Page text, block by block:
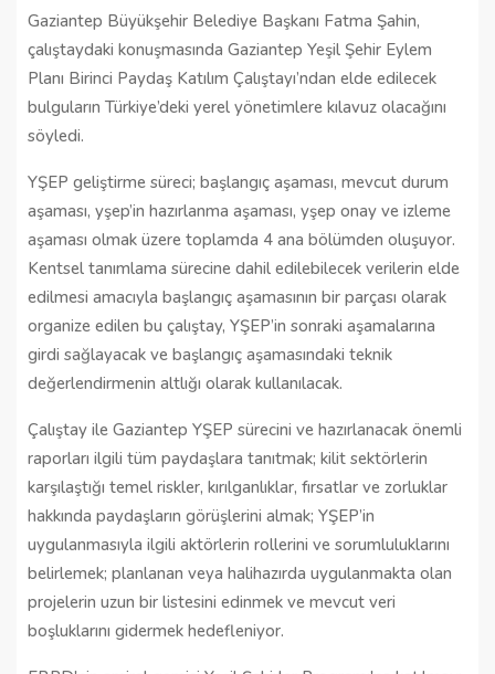
Gaziantep Büyükşehir Belediye Başkanı Fatma Şahin,
çalıştaydaki konuşmasında Gaziantep Yeşil Şehir Eylem
Planı Birinci Paydaş Katılım Çalıştayı’ndan elde edilecek
bulguların Türkiye’deki yerel yönetimlere kılavuz olacağını
söyledi.
YŞEP geliştirme süreci; başlangıç aşaması, mevcut durum
aşaması, yşep’in hazırlanma aşaması, yşep onay ve izleme
aşaması olmak üzere toplamda 4 ana bölümden oluşuyor.
Kentsel tanımlama sürecine dahil edilebilecek verilerin elde
edilmesi amacıyla başlangıç aşamasının bir parçası olarak
organize edilen bu çalıştay, YŞEP’in sonraki aşamalarına
girdi sağlayacak ve başlangıç aşamasındaki teknik
değerlendirmenin altlığı olarak kullanılacak.
Çalıştay ile Gaziantep YŞEP sürecini ve hazırlanacak önemli
raporları ilgili tüm paydaşlara tanıtmak; kilit sektörlerin
karşılaştığı temel riskler, kırılganlıklar, fırsatlar ve zorluklar
hakkında paydaşların görüşlerini almak; YŞEP’in
uygulanmasıyla ilgili aktörlerin rollerini ve sorumluluklarını
belirlemek; planlanan veya halihazırda uygulanmakta olan
projelerin uzun bir listesini edinmek ve mevcut veri
boşluklarını gidermek hedefleniyor.